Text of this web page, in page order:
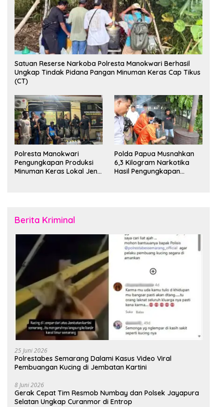
Satuan Reserse Narkoba Polresta Manokwari Berhasil
Ungkap Tindak Pidana Pangan Minuman Keras Cap Tikus
(CT)
Polresta Manokwari
Pengungkapan Produksi
Minuman Keras Lokal Jenis
Polda Papua Musnahkan
6,3 Kilogram Narkotika
Hasil Pengungkapan
Berita Kriminal
25 Juni 2026
Polrestabes Semarang Dalami Kasus Video Viral
Pembuangan Kucing di Jembatan Kartini
8 Juni 2026
Gerak Cepat Tim Resmob Numbay dan Polsek Jayapura
Selatan Ungkap Curanmor di Entrop